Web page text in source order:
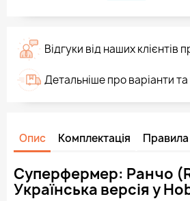
Відгуки від наших клієнтів
Детальніше про варіанти
Опис Комплектація Правила
Суперфермер: Ранчо
Українська версія у